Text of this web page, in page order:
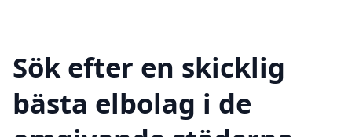
Sök efter en skicklig
bästa elbolag i de